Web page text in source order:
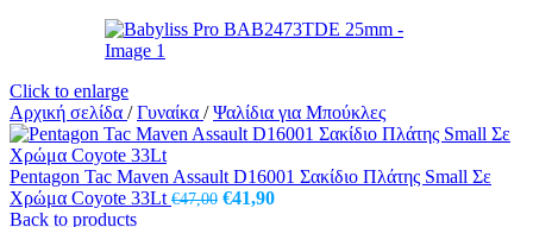
Click to enlarge
Αρχική σελίδα / Γυναίκα / Ψαλίδια για Μπούκλες
Pentagon Tac Maven Assault D16001 Σακίδιο Πλάτης Small Σε
Χρώμα Coyote 33Lt €47,00 Original
€41,90Η
Back to products